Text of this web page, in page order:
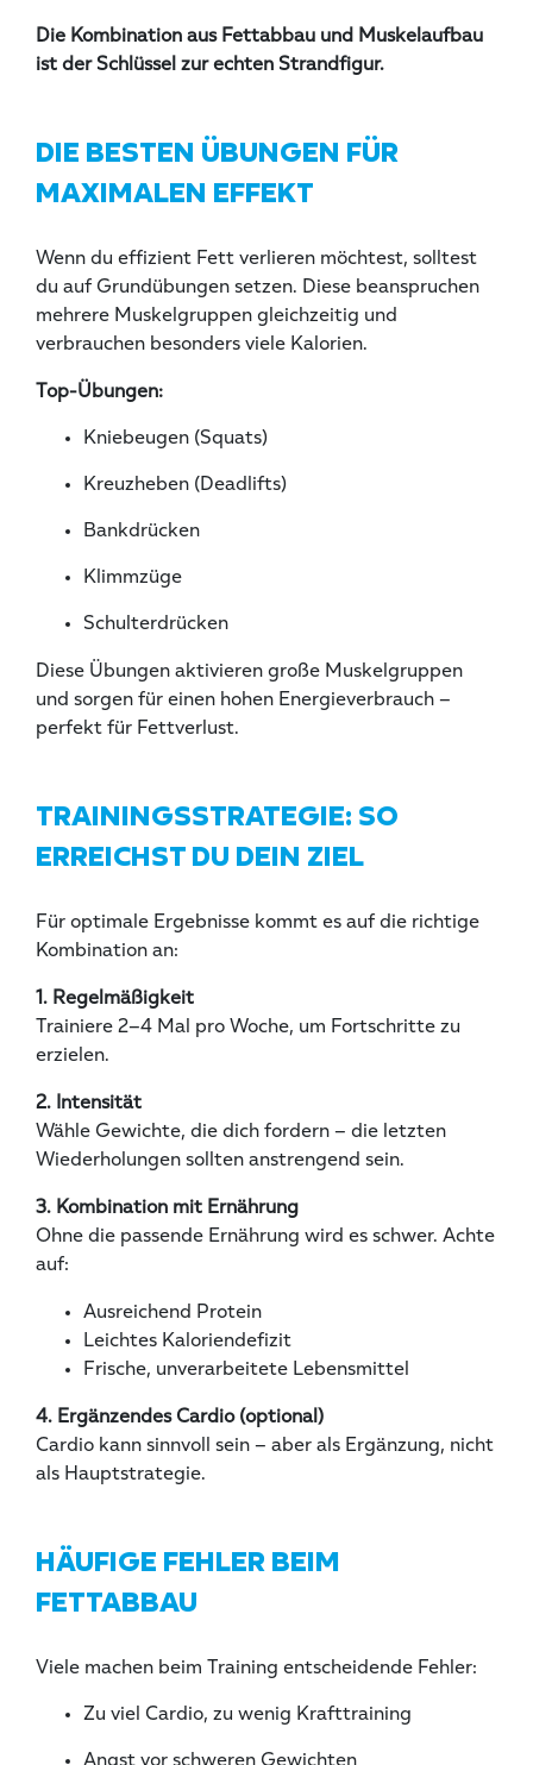
Die Kombination aus Fettabbau und Muskelaufbau
ist der Schlüssel zur echten Strandfigur.
DIE BESTEN ÜBUNGEN FÜR
MAXIMALEN EFFEKT
Wenn du effizient Fett verlieren möchtest, solltest
du auf Grundübungen setzen. Diese beanspruchen
mehrere Muskelgruppen gleichzeitig und
verbrauchen besonders viele Kalorien.
Top-Übungen:
Kniebeugen (Squats)
Kreuzheben (Deadlifts)
Bankdrücken
Klimmzüge
Schulterdrücken
Diese Übungen aktivieren große Muskelgruppen
und sorgen für einen hohen Energieverbrauch –
perfekt für Fettverlust.
TRAININGSSTRATEGIE: SO
ERREICHST DU DEIN ZIEL
Für optimale Ergebnisse kommt es auf die richtige
Kombination an:
1. Regelmäßigkeit
Trainiere 2–4 Mal pro Woche, um Fortschritte zu
erzielen.
2. Intensität
Wähle Gewichte, die dich fordern – die letzten
Wiederholungen sollten anstrengend sein.
3. Kombination mit Ernährung
Ohne die passende Ernährung wird es schwer. Achte
auf:
Ausreichend Protein
Leichtes Kaloriendefizit
Frische, unverarbeitete Lebensmittel
4. Ergänzendes Cardio (optional)
Cardio kann sinnvoll sein – aber als Ergänzung, nicht
als Hauptstrategie.
HÄUFIGE FEHLER BEIM
FETTABBAU
Viele machen beim Training entscheidende Fehler:
Zu viel Cardio, zu wenig Krafttraining